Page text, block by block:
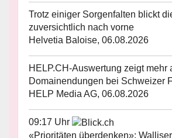
Trotz einiger Sorgenfalten blickt
zuversichtlich nach vorne
Helvetia Baloise, 06.08.2026
HELP.CH-Auswertung zeigt mehr
Domainendungen bei Schweizer
HELP Media AG, 06.08.2026
09:17 Uhr
«Prioritäten überdenken»: